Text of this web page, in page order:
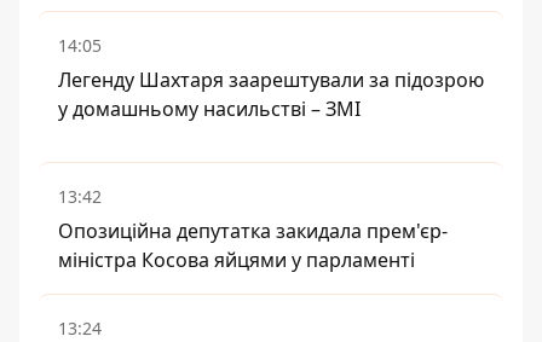
14:05
Легенду Шахтаря заарештували за підозрою
у домашньому насильстві – ЗМІ
13:42
Опозиційна депутатка закидала прем'єр-
міністра Косова яйцями у парламенті
13:24